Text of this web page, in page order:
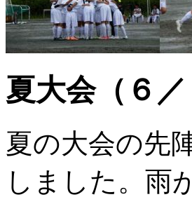
夏大会（６／
夏の大会の先
しました。雨